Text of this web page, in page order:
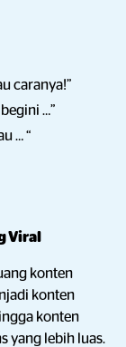
caranya!”
…”
… “
Viral
konten
konten
konten
yang lebih luas.